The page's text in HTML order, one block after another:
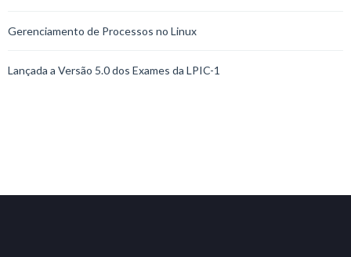
Gerenciamento de Processos no Linux
Lançada a Versão 5.0 dos Exames da LPIC-1